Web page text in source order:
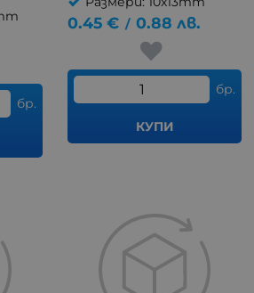
бр.
0.45 € / 0.88 лв.
бр.
КУПИ